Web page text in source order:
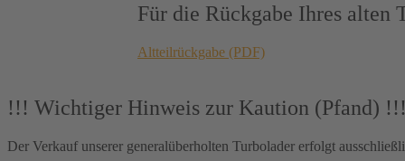
Für die Rückgabe Ihres alten
Altteilrückgabe (PDF)
!!! Wichtiger Hinweis zur Kaution (Pfand) !!!
Der Verkauf unserer generalüberholten Turbolader erfolgt